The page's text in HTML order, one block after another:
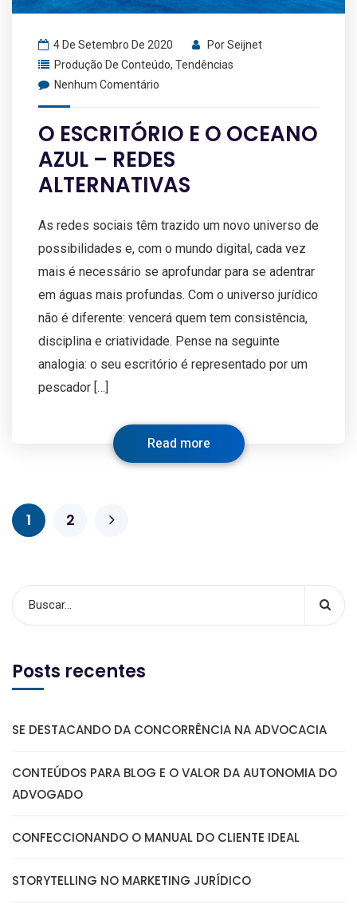
4 De Setembro De 2020 PorSeijnet
Produção De Conteúdo, Tendências
Nenhum Comentário
O ESCRITÓRIO E O OCEANO
AZUL – REDES
ALTERNATIVAS
As redes sociais têm trazido um novo universo de
possibilidades e, com o mundo digital, cada vez
mais é necessário se aprofundar para se adentrar
em águas mais profundas. Com o universo jurídico
não é diferente: vencerá quem tem consistência,
disciplina e criatividade. Pense na seguinte
analogia: o seu escritório é representado por um
pescador […]
Read more
1 2
Posts recentes
SE DESTACANDO DA CONCORRÊNCIA NA ADVOCACIA
CONTEÚDOS PARA BLOG E O VALOR DA AUTONOMIA DO
ADVOGADO
CONFECCIONANDO O MANUAL DO CLIENTE IDEAL
STORYTELLING NO MARKETING JURÍDICO